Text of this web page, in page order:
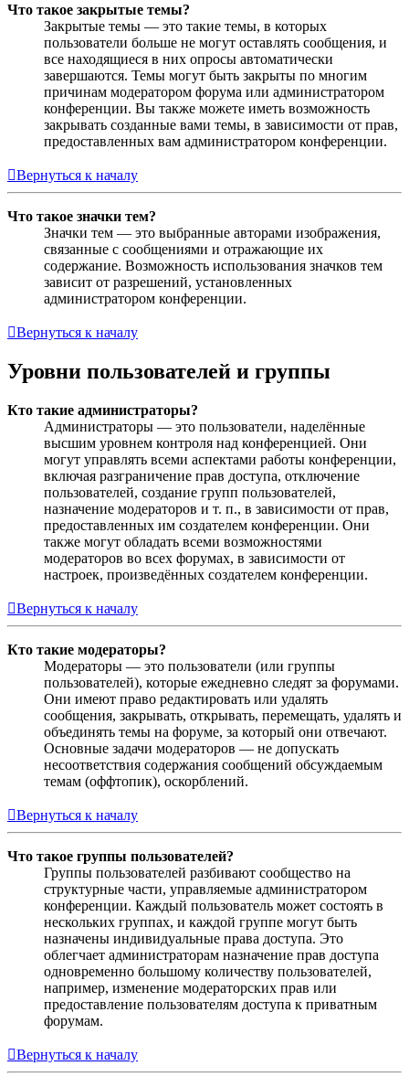
Что такое закрытые темы?
Закрытые темы — это такие темы, в которых
пользователи больше не могут оставлять сообщения, и
все находящиеся в них опросы автоматически
завершаются. Темы могут быть закрыты по многим
причинам модератором форума или администратором
конференции. Вы также можете иметь возможность
закрывать созданные вами темы, в зависимости от прав,
предоставленных вам администратором конференции.
Вернуться к началу
Что такое значки тем?
Значки тем — это выбранные авторами изображения,
связанные с сообщениями и отражающие их
содержание. Возможность использования значков тем
зависит от разрешений, установленных
администратором конференции.
Вернуться к началу
Уровни пользователей и группы
Кто такие администраторы?
Администраторы — это пользователи, наделённые
высшим уровнем контроля над конференцией. Они
могут управлять всеми аспектами работы конференции,
включая разграничение прав доступа, отключение
пользователей, создание групп пользователей,
назначение модераторов и т. п., в зависимости от прав,
предоставленных им создателем конференции. Они
также могут обладать всеми возможностями
модераторов во всех форумах, в зависимости от
настроек, произведённых создателем конференции.
Вернуться к началу
Кто такие модераторы?
Модераторы — это пользователи (или группы
пользователей), которые ежедневно следят за форумами.
Они имеют право редактировать или удалять
сообщения, закрывать, открывать, перемещать, удалять и
объединять темы на форуме, за который они отвечают.
Основные задачи модераторов — не допускать
несоответствия содержания сообщений обсуждаемым
темам (оффтопик), оскорблений.
Вернуться к началу
Что такое группы пользователей?
Группы пользователей разбивают сообщество на
структурные части, управляемые администратором
конференции. Каждый пользователь может состоять в
нескольких группах, и каждой группе могут быть
назначены индивидуальные права доступа. Это
облегчает администраторам назначение прав доступа
одновременно большому количеству пользователей,
например, изменение модераторских прав или
предоставление пользователям доступа к приватным
форумам.
Вернуться к началу